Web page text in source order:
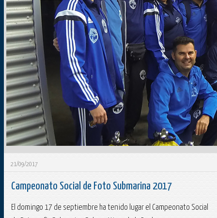
21/09/2017
Campeonato Social de Foto Submarina 2017
El domingo 17 de septiembre ha tenido lugar el Campeonato Social